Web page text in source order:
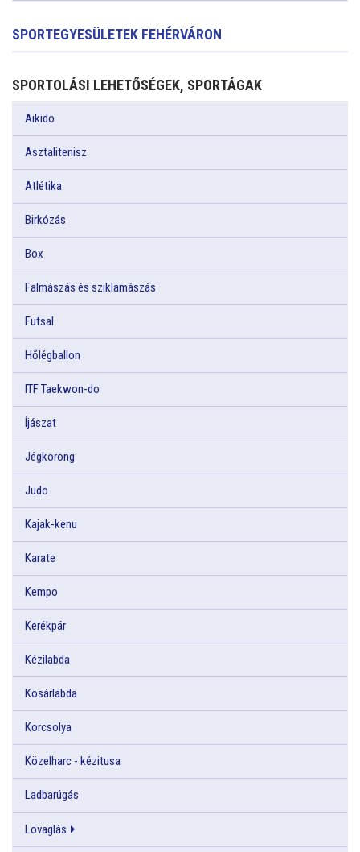
SPORTEGYESÜLETEK FEHÉRVÁRON
SPORTOLÁSI LEHETŐSÉGEK, SPORTÁGAK
Aikido
Asztalitenisz
Atlétika
Birkózás
Box
Falmászás és sziklamászás
Futsal
Hőlégballon
ITF Taekwon-do
Íjászat
Jégkorong
Judo
Kajak-kenu
Karate
Kempo
Kerékpár
Kézilabda
Kosárlabda
Korcsolya
Közelharc - kézitusa
Ladbarúgás
Lovaglás